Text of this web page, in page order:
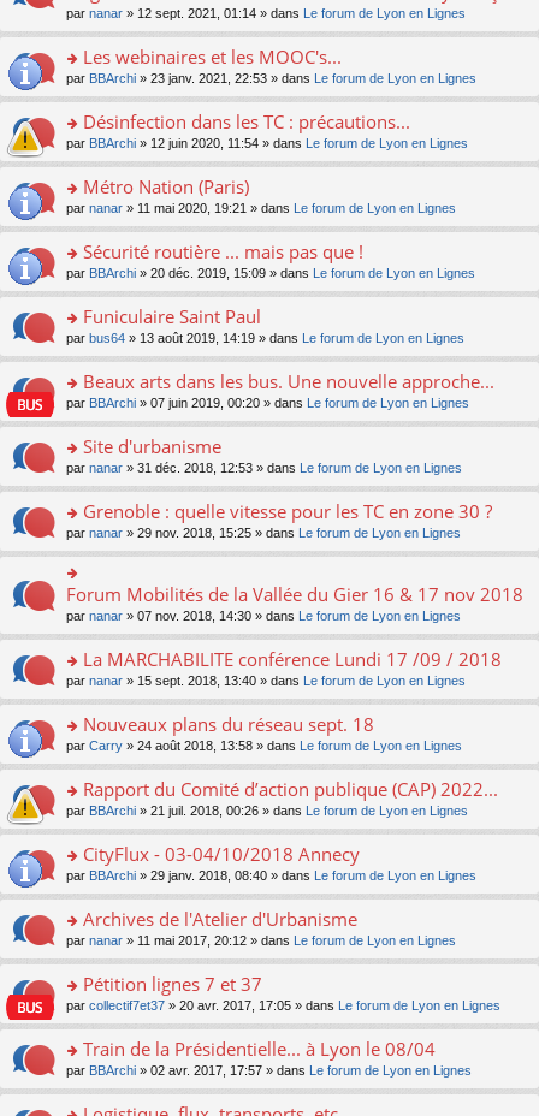
nt
s
ré
e
nt
le
u
s
ré
e
nt
n
o
n
le
u
s
ré
e
nt
a
g
e
n
o
lu
le
pl
u
s
e
nt
le
m
e
s
g
e
n
o
lu
pl
u
s
c
e
nt
n
er
le
m
e
s
a
g
e
n
n
lu
le
pl
u
c
e
nt
par nanar » 12 sept. 2021, 01:14 » dans Le forum de Lyon en Lignes
o
n
ult
er
le
m
e
a
g
e
n
n
le
pl
u
ré
c
e
nt
Les webinaires et les MOOC's...
par BBArchi » 23 janv. 2021, 22:53 » dans Le forum de Lyon en Lignes
o
n
ult
er
le
m
e
a
g
e
n
n
le
pl
u
ré
c
e
nt
Désinfection dans les TC : précautions...
par BBArchi » 12 juin 2020, 11:54 » dans Le forum de Lyon en Lignes
o
n
ult
er
le
m
e
a
g
e
n
n
le
pl
u
s
ré
c
e
nt
Métro Nation (Paris)
par nanar » 11 mai 2020, 19:21 » dans Le forum de Lyon en Lignes
o
n
ult
er
le
m
e
a
g
e
n
n
le
pl
u
s
c
e
nt
Sécurité routière ... mais pas que !
par BBArchi » 20 déc. 2019, 15:09 » dans Le forum de Lyon en Lignes
o
n
ult
er
le
m
e
a
g
e
n
o
lu
pl
u
s
c
e
nt
Funiculaire Saint Paul
par bus64 » 13 août 2019, 14:19 » dans Le forum de Lyon en Lignes
o
n
ult
er
le
m
e
s
g
e
n
o
lu
pl
u
s
c
e
nt
Beaux arts dans les bus. Une nouvelle approche...
par BBArchi » 07 juin 2019, 00:20 » dans Le forum de Lyon en Lignes
o
n
ult
er
le
m
e
s
g
e
n
o
lu
pl
u
s
c
e
nt
Site d'urbanisme
par nanar » 31 déc. 2018, 12:53 » dans Le forum de Lyon en Lignes
o
n
s
ult
er
le
m
e
s
g
e
n
o
lu
pl
u
s
c
e
nt
Grenoble : quelle vitesse pour les TC en zone 30 ?
par nanar » 29 nov. 2018, 15:25 » dans Le forum de Lyon en Lignes
o
n
er
le
m
e
s
a
g
e
n
n
lu
le
pl
u
c
e
nt
Forum Mobilités de la Vallée du Gier 16 & 17 nov 2018
par nanar » 07 nov. 2018, 14:30 » dans Le forum de Lyon en Lignes
o
n
ult
er
le
m
e
a
g
e
n
n
le
pl
u
ré
c
e
La MARCHABILITE conférence Lundi 17 /09 / 2018
par nanar » 15 sept. 2018, 13:40 » dans Le forum de Lyon en Lignes
o
n
ult
er
le
m
e
a
g
e
n
n
le
pl
u
Nouveaux plans du réseau sept. 18
par Carry » 24 août 2018, 13:58 » dans Le forum de Lyon en Lignes
o
n
ult
er
le
m
e
a
g
e
n
n
Rapport du Comité d’action publique (CAP) 2022...
par BBArchi » 21 juil. 2018, 00:26 » dans Le forum de Lyon en Lignes
o
n
ult
er
le
m
e
a
g
e
n
CityFlux - 03-04/10/2018 Annecy
par BBArchi » 29 janv. 2018, 08:40 » dans Le forum de Lyon en Lignes
o
n
ult
er
le
m
e
Archives de l'Atelier d'Urbanisme
par nanar » 11 mai 2017, 20:12 » dans Le forum de Lyon en Lignes
o
n
ult
er
le
Pétition lignes 7 et 37
par collectif7et37 » 20 avr. 2017, 17:05 » dans Le forum de Lyon en Lignes
o
n
Train de la Présidentielle... à Lyon le 08/04
par BBArchi » 02 avr. 2017, 17:57 » dans Le forum de Lyon en Lignes